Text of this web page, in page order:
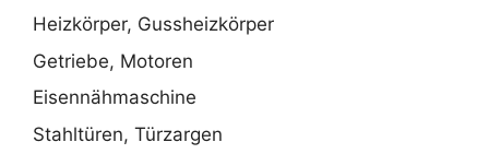
Heizkörper, Gussheizkörper
Getriebe, Motoren
Eisennähmaschine
Stahltüren, Türzargen